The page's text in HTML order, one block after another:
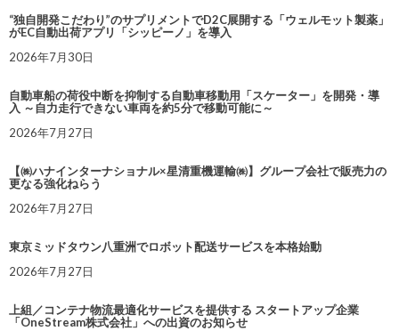
“独自開発こだわり”のサプリメントでD2C展開する「ウェルモット製薬」
がEC自動出荷アプリ「シッピーノ」を導入
2026年7月30日
自動車船の荷役中断を抑制する自動車移動用「スケーター」を開発・導
入 ～自力走行できない車両を約5分で移動可能に～
2026年7月27日
【㈱ハナインターナショナル×星清重機運輸㈱】グループ会社で販売力の
更なる強化ねらう
2026年7月27日
東京ミッドタウン八重洲でロボット配送サービスを本格始動
2026年7月27日
上組／コンテナ物流最適化サービスを提供する スタートアップ企業
「OneStream株式会社」への出資のお知らせ